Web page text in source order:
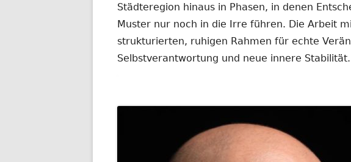
Städteregion hinaus in Phasen, in denen
Muster nur noch in die Irre führen. Die Arbeit
strukturierten, ruhigen Rahmen für echte
Selbstverantwortung und neue innere Stabilität.